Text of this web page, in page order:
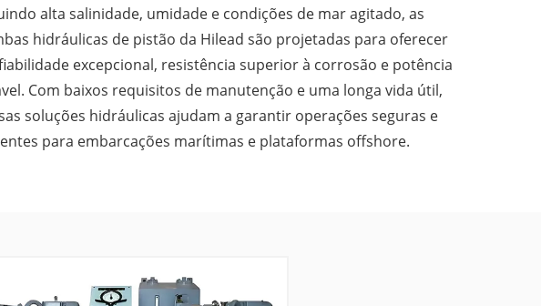
alta salinidade, umidade e condições de mar agitado, as
hidráulicas de pistão da Hilead são projetadas para oferecer
excepcional, resistência superior à corrosão e potência
Com baixos requisitos de manutenção e uma longa vida útil,
soluções hidráulicas ajudam a garantir operações seguras e
para embarcações marítimas e plataformas offshore.